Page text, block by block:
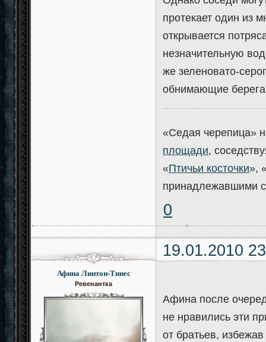
протекает один из
открывается
незначительную
же зеленовато-
обнимающие
«Седая черепица»
площади,
«Птичьи косточки»,
принадлежавшими
0
19.01.2010
Афина Линтон-Тинес
Ревенантка
Афина после
не нравились эти
от братьев,